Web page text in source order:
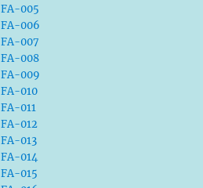
FA-005
FA-006
FA-007
FA-008
FA-009
FA-010
FA-011
FA-012
FA-013
FA-014
FA-015